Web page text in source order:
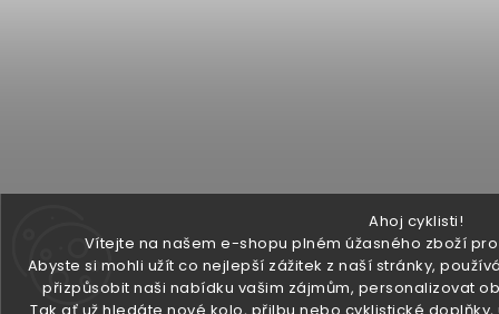
Ahoj cyklisti!
Vítejte na našem e-shopu plném úžasného zboží
Abyste si mohli užít co nejlepší zážitek z naší stránky,
přizpůsobit naši nabídku vašim zájmům, personalizovat